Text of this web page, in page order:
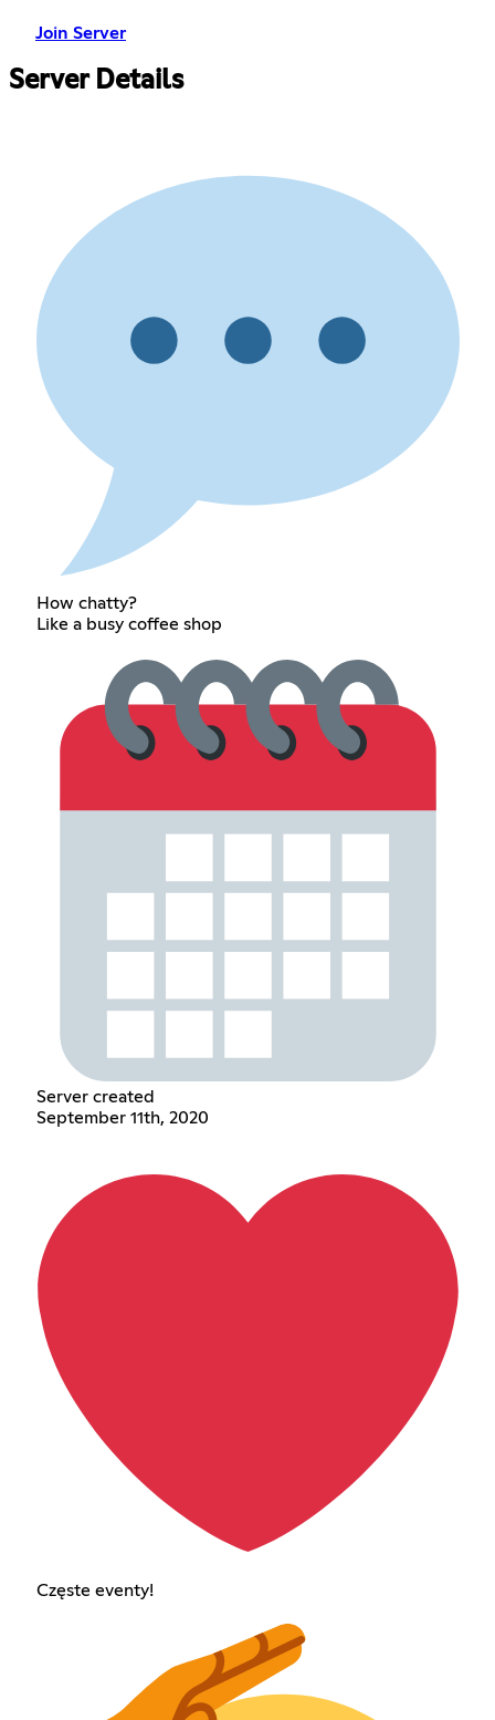
Join Server
Server Details
How chatty?
Like a busy coffee shop
Server created
September 11th, 2020
Częste eventy!